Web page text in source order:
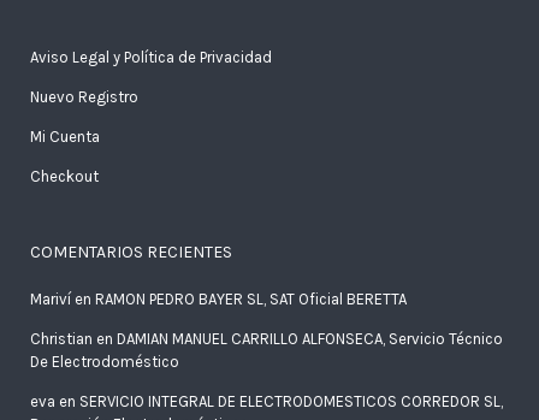
Aviso Legal y Política de Privacidad
Nuevo Registro
Mi Cuenta
Checkout
COMENTARIOS RECIENTES
Mariví en RAMON PEDRO BAYER SL, SAT Oficial BERETTA
Christian en DAMIAN MANUEL CARRILLO ALFONSECA, Servicio Técnico
De Electrodoméstico
eva en SERVICIO INTEGRAL DE ELECTRODOMESTICOS CORREDOR SL,